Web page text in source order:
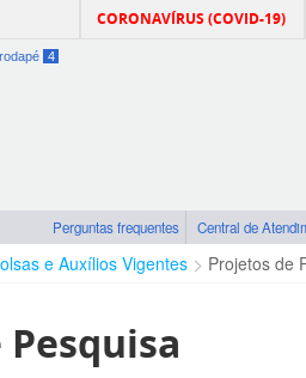
CORONAVÍRUS (COVID-19)
4
Perguntas frequentes Central de
e Auxílios Vigentes Projetos de